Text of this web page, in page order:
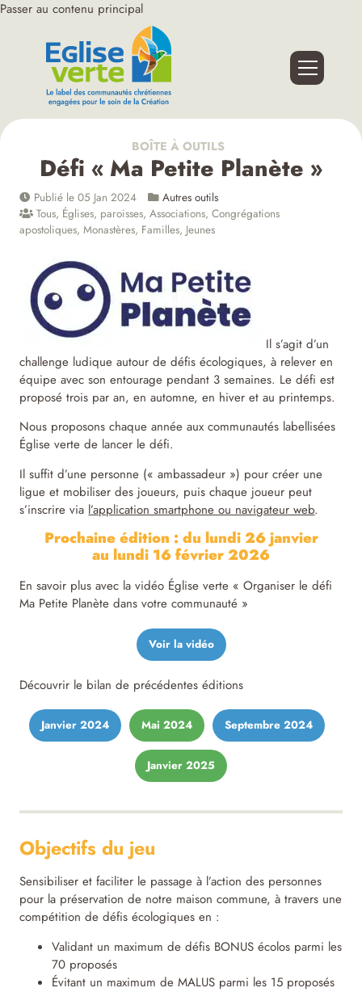
Passer au contenu principal
BOÎTE À OUTILS
Défi « Ma Petite Planète »
Publié le 05 Jan 2024
Autres outils
Tous, Églises, paroisses, Associations, Congrégations
apostoliques, Monastères, Familles, Jeunes
Il s’agit d’un
challenge ludique autour de défis écologiques, à relever en
équipe avec son entourage pendant 3 semaines. Le défi est
proposé trois par an, en automne, en hiver et au printemps.
Nous proposons chaque année aux communautés labellisées
Église verte de lancer le défi.
Il suffit d’une personne (« ambassadeur ») pour créer une
ligue et mobiliser des joueurs, puis chaque joueur peut
s’inscrire via l’application smartphone ou navigateur web.
Prochaine édition : du lundi 26 janvier
au lundi 16 février 2026
En savoir plus avec la vidéo Église verte « Organiser le défi
Ma Petite Planète dans votre communauté »
Voir la vidéo
Découvrir le bilan de précédentes éditions
Janvier 2024 Mai 2024 Septembre 2024
Janvier 2025
Objectifs du jeu
Sensibiliser et faciliter le passage à l’action des personnes
pour la préservation de notre maison commune, à travers une
compétition de défis écologiques en :
Validant un maximum de défis BONUS écolos parmi les
70 proposés
Évitant un maximum de MALUS parmi les 15 proposés